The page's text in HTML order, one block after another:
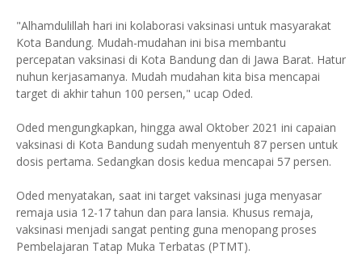
"Alhamdulillah hari ini kolaborasi vaksinasi untuk masyarakat
Kota Bandung. Mudah-mudahan ini bisa membantu
percepatan vaksinasi di Kota Bandung dan di Jawa Barat. Hatur
nuhun kerjasamanya. Mudah mudahan kita bisa mencapai
target di akhir tahun 100 persen," ucap Oded.
Oded mengungkapkan, hingga awal Oktober 2021 ini capaian
vaksinasi di Kota Bandung sudah menyentuh 87 persen untuk
dosis pertama. Sedangkan dosis kedua mencapai 57 persen.
Oded menyatakan, saat ini target vaksinasi juga menyasar
remaja usia 12-17 tahun dan para lansia. Khusus remaja,
vaksinasi menjadi sangat penting guna menopang proses
Pembelajaran Tatap Muka Terbatas (PTMT).